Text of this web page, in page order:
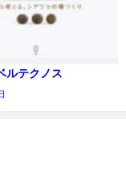
ルテクノス